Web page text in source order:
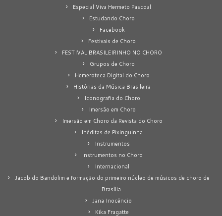
Especial Viva Hermeto Pascoal
Estudando Choro
Facebook
Festivais de Choro
FESTIVAL BRASILEIRINHO NO CHORO
Grupos de Choro
Hemeroteca Digital do Choro
Histórias da Música Brasileira
Iconografia do Choro
Imersão em Choro
Imersão em Choro da Revista do Choro
Inéditas de Pixinguinha
Instrumentos
Instrumentos no Choro
Internacional
Jacob do Bandolim e formação do primeiro núcleo de músicos de choro de
Brasília
Jana Inocêncio
Kika Fragatte